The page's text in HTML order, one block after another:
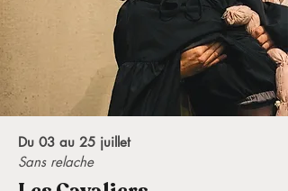
Du 03 au 25 juillet
Sans relache